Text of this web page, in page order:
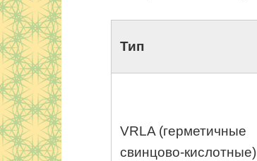
Тип
VRLA (герметичные
свинцово‑кислотные)